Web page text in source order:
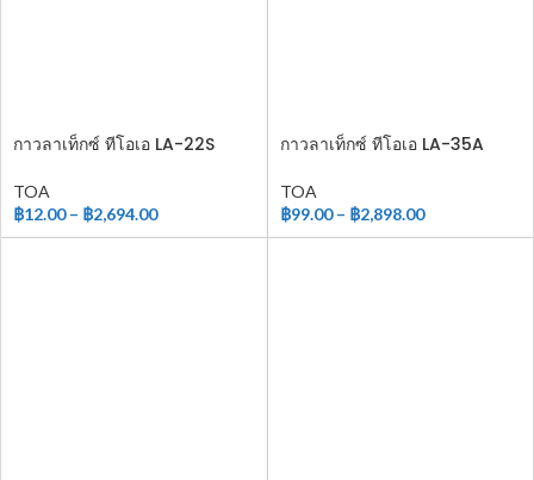
กาวลาเท็กซ์ ทีโอเอ LA-22S
TOA
฿12.00 – ฿2,694.00
กาวลาเท็กซ์ ทีโอเอ LA-35A
TOA
฿99.00 – ฿2,898.00